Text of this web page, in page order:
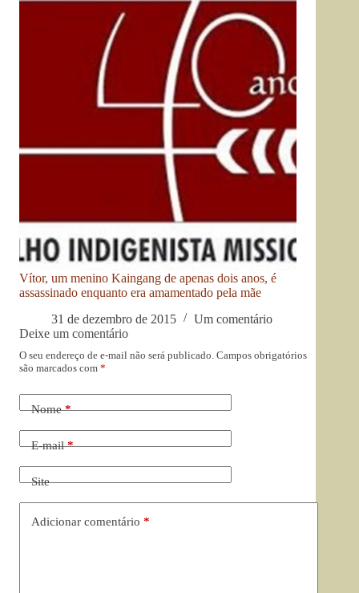
Vítor, um menino Kaingang de apenas dois anos, é
assassinado enquanto era amamentado pela mãe
31 de dezembro de 2015
Um comentário
Deixe um comentário
O seu endereço de e-mail não será publicado. Campos obrigatórios
são marcados com *
Nome*
E-mail*
Site
Adicionar comentário *